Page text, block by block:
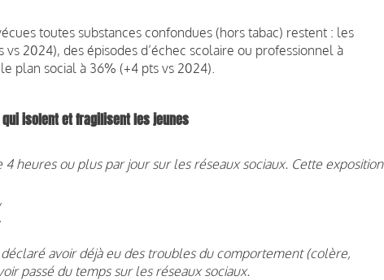
toutes substances confondues (hors tabac) restent : les
2024), des épisodes d’échec scolaire ou professionnel à
plan social à 36% (+4 pts vs 2024).
qui isolent et fragilisent les jeunes
4 heures ou plus par jour sur les réseaux sociaux. Cette exposition
déclaré avoir déjà eu des troubles du comportement (colère,
passé du temps sur les réseaux sociaux.